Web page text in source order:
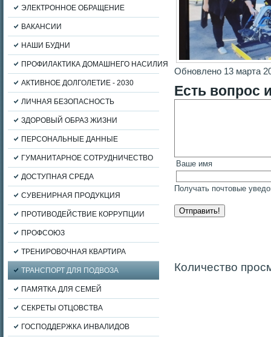
ЭЛЕКТРОННОЕ ОБРАЩЕНИЕ
ВАКАНСИИ
НАШИ БУДНИ
ПРОФИЛАКТИКА ДОМАШНЕГО НАСИЛИЯ
АКТИВНОЕ ДОЛГОЛЕТИЕ - 2030
ЛИЧНАЯ БЕЗОПАСНОСТЬ
ЗДОРОВЫЙ ОБРАЗ ЖИЗНИ
ПЕРСОНАЛЬНЫЕ ДАННЫЕ
ГУМАНИТАРНОЕ СОТРУДНИЧЕСТВО
ДОСТУПНАЯ СРЕДА
СУВЕНИРНАЯ ПРОДУКЦИЯ
ПРОТИВОДЕЙСТВИЕ КОРРУПЦИИ
ПРОФСОЮЗ
ТРЕНИРОВОЧНАЯ КВАРТИРА
ТРАНСПОРТ ДЛЯ ПОДВОЗА
ПАМЯТКА ДЛЯ СЕМЕЙ
СЕКРЕТЫ ОТЦОВСТВА
ГОСПОДДЕРЖКА ИНВАЛИДОВ
Обновлено 13 марта
Есть вопрос
Ваше имя
Получать почтовые
Количество